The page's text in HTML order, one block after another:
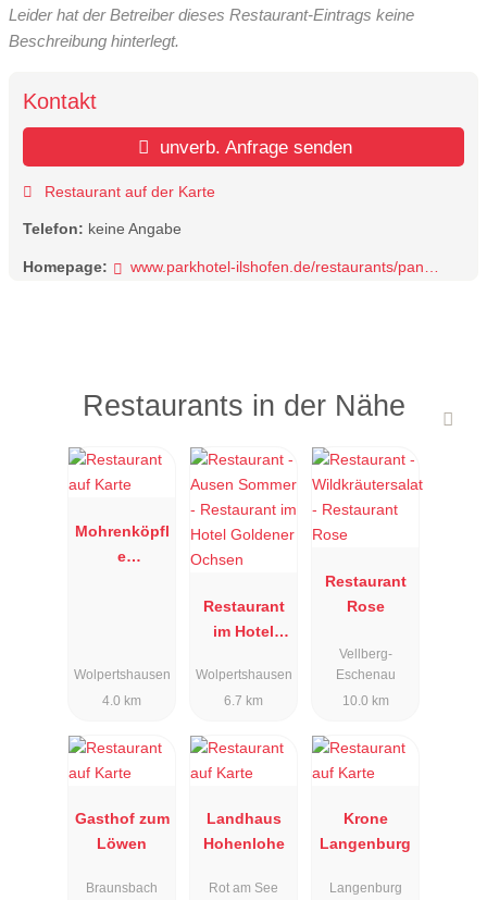
Leider hat der Betreiber dieses Restaurant-Eintrags keine
Beschreibung hinterlegt.
Kontakt
unverb. Anfrage senden
Restaurant auf der Karte
Telefon: keine Angabe
Homepage: www.parkhotel-ilshofen.de/restaurants/panorama-restaurant
Restaurants in der Nähe
Mohrenköpfl
e
Wolpertshausen
4.0 km
Restaurant
im Hotel
Ochsen
Wolpertshausen
6.7 km
Restaurant
Rose
Vellberg-
Eschenau
10.0 km
Gasthof zum
Löwen
Braunsbach
Landhaus
Hohenlohe
Rot am See
Krone
Langenburg
Langenburg